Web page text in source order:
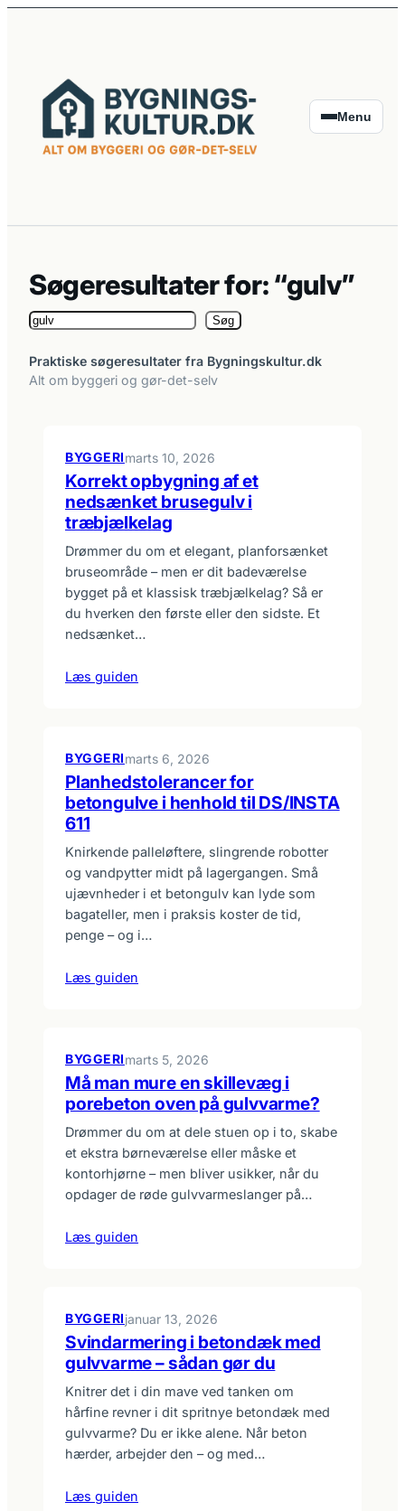
Menu
Søgeresultater for: “gulv”
Søg
Bygningskultur.dk
Søg
Praktiske søgeresultater fra Bygningskultur.dk
Alt om byggeri og gør-det-selv
BYGGERImarts 10, 2026
Korrekt opbygning af et
nedsænket brusegulv i
træbjælkelag
Drømmer du om et elegant, planforsænket
bruseområde – men er dit badeværelse
bygget på et klassisk træbjælkelag? Så er
du hverken den første eller den sidste. Et
nedsænket…
Læs guiden
BYGGERImarts 6, 2026
Planhedstolerancer for
betongulve i henhold til DS/INSTA
611
Knirkende palleløftere, slingrende robotter
og vandpytter midt på lagergangen. Små
ujævnheder i et betongulv kan lyde som
bagateller, men i praksis koster de tid,
penge – og i…
Læs guiden
BYGGERImarts 5, 2026
Må man mure en skillevæg i
porebeton oven på gulvvarme?
Drømmer du om at dele stuen op i to, skabe
et ekstra børneværelse eller måske et
kontorhjørne – men bliver usikker, når du
opdager de røde gulvvarmeslanger på…
Læs guiden
BYGGERIjanuar 13, 2026
Svindarmering i betondæk med
gulvvarme – sådan gør du
Knitrer det i din mave ved tanken om
hårfine revner i dit spritnye betondæk med
gulvvarme? Du er ikke alene. Når beton
hærder, arbejder den – og med…
Læs guiden